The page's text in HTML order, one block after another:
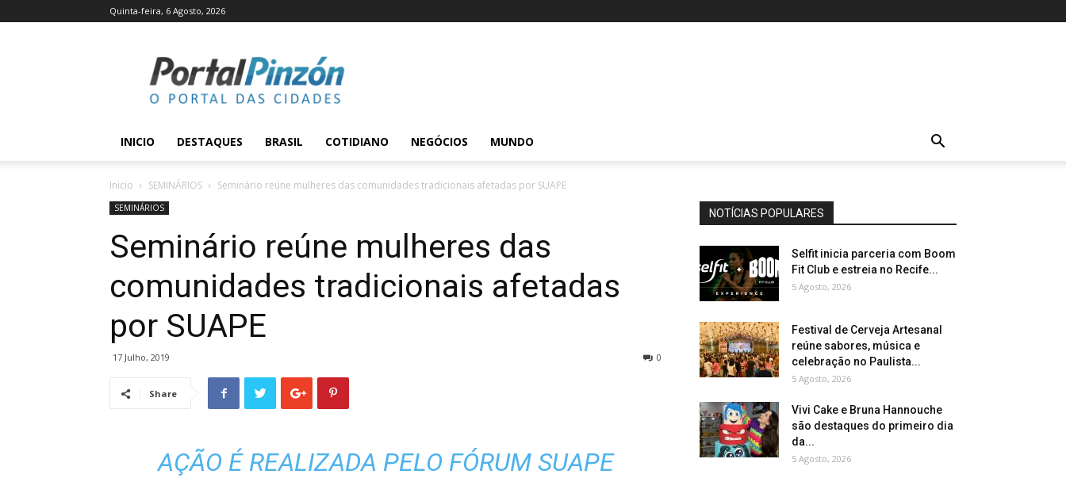
Quinta-feira, 6 Agosto, 2026
Pinzón
INICIO DESTAQUES BRASIL COTIDIANO NEGÓCIOS MUNDO
Inicio SEMINÁRIOS Seminário reúne mulheres das comunidades tradicionais afetadas por SUAPE
SEMINÁRIOS
Seminário reúne mulheres das
comunidades tradicionais afetadas
por SUAPE
17 Julho, 2019 0
Share
AÇÃO É REALIZADA PELO FÓRUM SUAPE
NOTÍCIAS POPULARES
Selfit inicia parceria com Boom
Fit Club e estreia no Recife...
5 Agosto, 2026
Festival de Cerveja Artesanal
reúne sabores, música e
celebração no Paulista...
5 Agosto, 2026
Vivi Cake e Bruna Hannouche
são destaques do primeiro dia
da...
5 Agosto, 2026